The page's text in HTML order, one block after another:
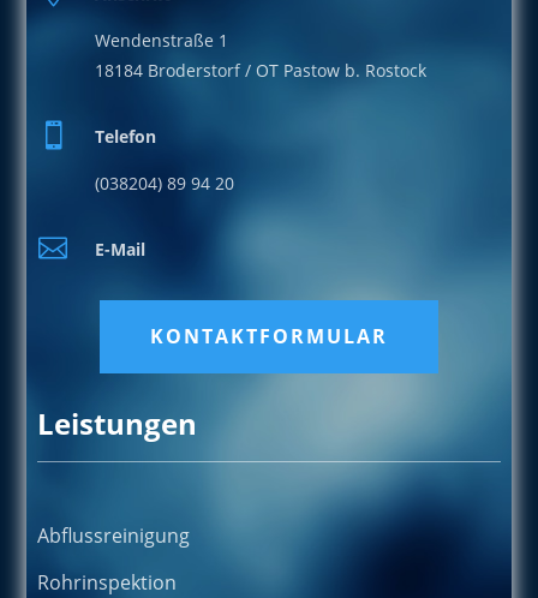
Wendenstraße 1
18184 Broderstorf / OT Pastow b. Rostock
 Telefon
(038204) 89 94 20
 E-Mail
KONTAKTFORMULAR
Leistungen
Abflussreinigung
Rohrinspektion